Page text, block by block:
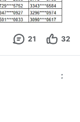
道具，故已对这
21 32